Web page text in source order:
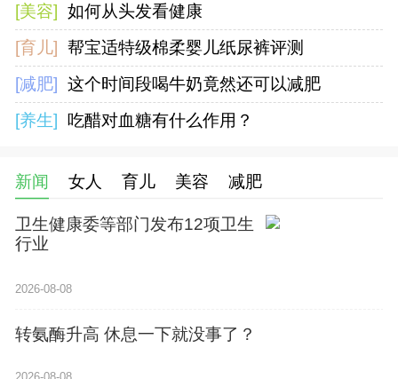
[美容] 如何从头发看健康
[育儿] 帮宝适特级棉柔婴儿纸尿裤评测
[减肥] 这个时间段喝牛奶竟然还可以减肥
[养生] 吃醋对血糖有什么作用？
新闻 女人 育儿 美容 减肥
卫生健康委等部门发布12项卫生
行业
2026-08-08
转氨酶升高 休息一下就没事了？